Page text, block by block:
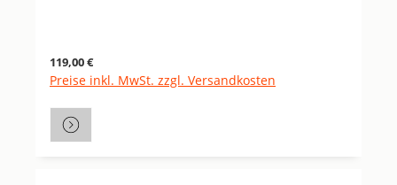
Regulärer Preis:
119,00 €
Preise inkl. MwSt. zzgl. Versandkosten